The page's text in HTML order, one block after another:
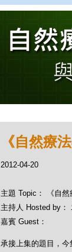
《自然療
2012-04-20
主題 Topic： 《自
主持人 Hosted by：
嘉賓 Guest：
承接上集的題目，